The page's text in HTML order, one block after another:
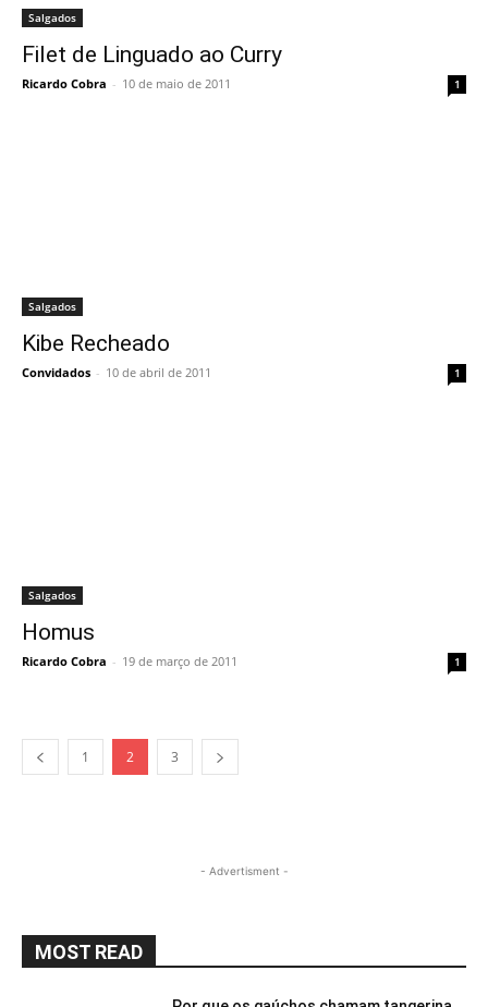
Salgados
Filet de Linguado ao Curry
Ricardo Cobra - 10 de maio de 2011 1
Salgados
Kibe Recheado
Convidados - 10 de abril de 2011 1
Salgados
Homus
Ricardo Cobra - 19 de março de 2011 1
1 2 3
- Advertisment -
MOST READ